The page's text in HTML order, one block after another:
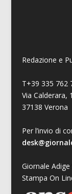
Redazione e
T+39 335 762
Via Calderara,
37138 Verona
Per l’invio di
Giornale
Stampa On